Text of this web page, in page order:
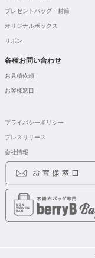
プレゼントバッグ・封筒
オリジナルボックス
リボン
各種お問い合わせ
お見積依頼
お客様窓口
プライバシーポリシー
プレスリリース
会社情報